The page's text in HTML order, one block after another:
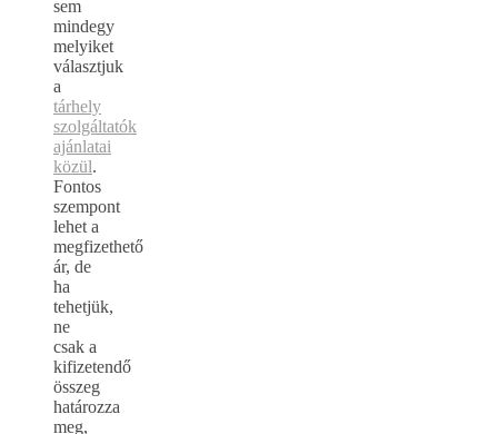
sem
mindegy
melyiket
választjuk
a
tárhely
szolgáltatók
ajánlatai
közül.
Fontos
szempont
lehet a
megfizethető
ár, de
ha
tehetjük,
ne
csak a
kifizetendő
összeg
határozza
meg,